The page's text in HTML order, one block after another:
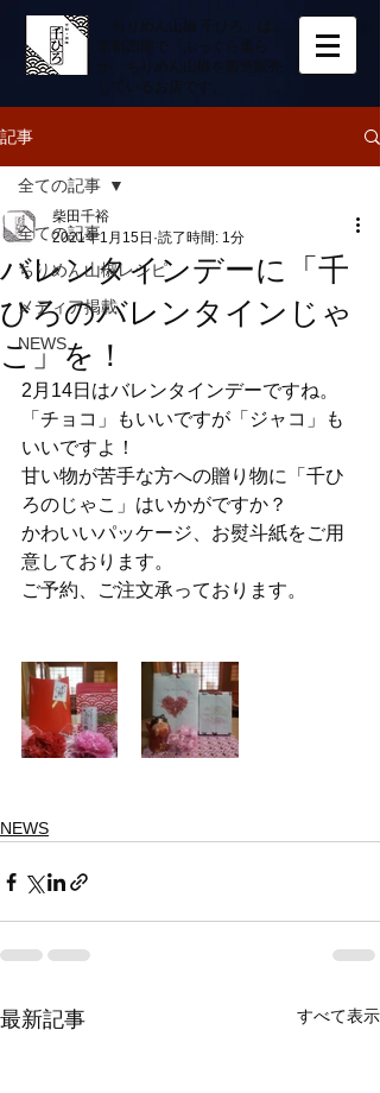
「ちりめん山椒 千ひろ」は、
京都西陣で「ふっくら柔ら
か」ちりめん山椒を製造販売
しているお店です。
記事
全ての記事
ちりめん山椒レシピ
メディア掲載
NEWS
全ての記事
バレンタインデーに「千
ひろのバレンタインじゃ
こ」を！
柴田千裕
2021年1月15日 読了時間: 1分
2月14日はバレンタインデーですね。
「チョコ」もいいですが「ジャコ」も
いいですよ！
甘い物が苦手な方への贈り物に「千ひ
ろのじゃこ」はいかがですか？
かわいいパッケージ、お熨斗紙をご用
意しております。
ご予約、ご注文承っております。
NEWS
最新記事 すべて表示